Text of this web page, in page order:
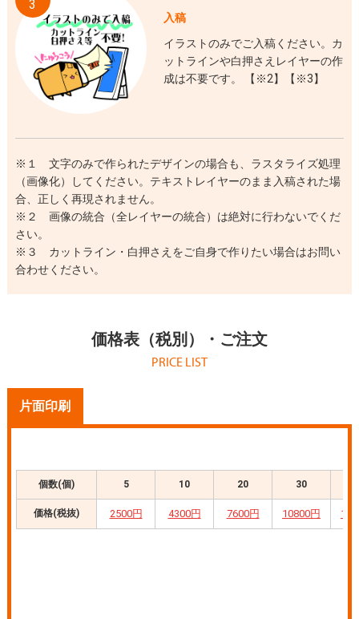
3
入稿
イラストのみでご入稿ください。カ
ットラインや白押さえレイヤーの作
成は不要です。 【※2】【※3】
※１ 文字のみで作られたデザインの場合も、ラスタライズ処理
（画像化）してください。テキストレイヤーのまま入稿された場
合、正しく再現されません。
※２ 画像の統合（全レイヤーの統合）は絶対に行わないでくだ
さい。
※３ カットライン・白押さえをご自身で作りたい場合はお問い
合わせください。
価格表（税別）・ご注文
PRICE LIST
片面印刷